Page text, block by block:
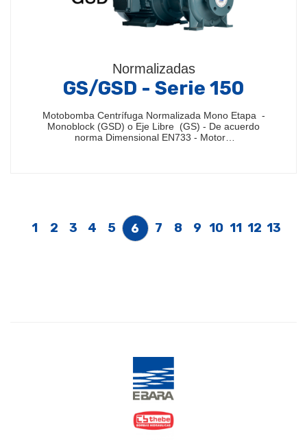
Normalizadas
GS/GSD - Serie 150
Motobomba Centrífuga Normalizada Mono Etapa -
Monoblock (GSD) o Eje Libre (GS) - De acuerdo
norma Dimensional EN733 - Motor…
1 2 3 4 5 6 7 8 9 10 11 12 13